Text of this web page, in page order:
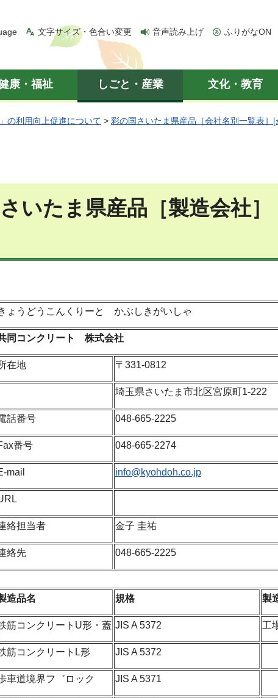
文字サイズ・色合い変更 音声読み上げ ふりがなON
康・福祉 しごと・産業 文化・教育
」の利用向上促進について > 彩の国さいたま県産品［会社名別一覧表］[
いたま県産品［製造会社
ょうどうこんくりーと かぶしきがいしゃ
同コンクリート 株式会社
在地 〒331-0812
埼玉県さいたま市北区宮原町1-222
話番号 048-665-2225
番号 048-665-2274
mail info@kyohdoh.co.jp
絡担当者 金子 圭祐
絡先 048-665-2225
造品名 規格 製
筋コンクリートU形・蓋 JIS A 5372 工
筋コンクリートL形 JIS A 5372
車道境界フ゛ロック JIS A 5371